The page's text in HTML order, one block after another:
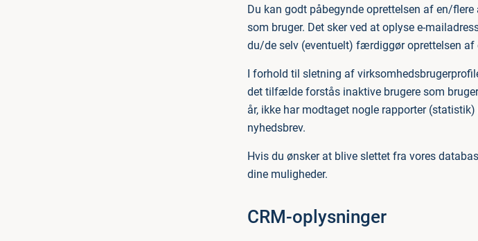
Du kan godt påbegynde oprettelsen af en/
som bruger. Det sker ved at oplyse e-
du/de selv (eventuelt) færdiggør oprettelsen af
I forhold til sletning af
det tilfælde forstås inaktive brugere som
år, ikke har modtaget nogle rapporter
nyhedsbrev.
Hvis du ønsker at blive slettet fra vores
dine muligheder.
CRM-oplysninger